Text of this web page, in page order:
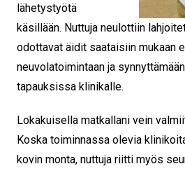
lähetystyötä
käsillään. Nuttuja neulottiin
odottavat äidit saataisiin mukaan
neuvolatoimintaan ja
tapauksissa klinikalle.
Lokakuisella matkallani vein
Koska toiminnassa olevia
kovin monta, nuttuja riitti myös